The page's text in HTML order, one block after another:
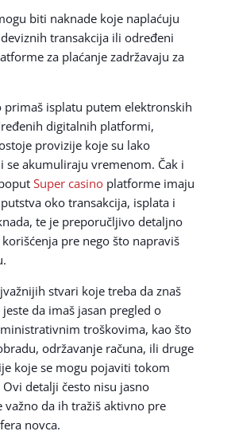
biti naknade koje naplaćuju
transakcija ili određeni
za plaćanje zadržavaju za
primaš isplatu putem elektronskih
digitalnih platformi,
provizije koje su lako
se akumuliraju vremenom. Čak i
Super casinoplatforme imaju
oko transakcija, isplata i
te je preporučljivo detaljno
pre nego što napraviš
stvari koje treba da znaš
da imaš jasan pregled o
troškovima, kao što
održavanje računa, ili druge
koje se mogu pojaviti tokom
Ovi detalji često nisu jasno
važno da ih tražiš aktivno pre
novca.